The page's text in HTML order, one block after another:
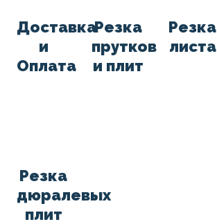
Доставка
и
Оплата
Резка
прутков
и плит
Резка
листа
Резка
дюралевых
плит